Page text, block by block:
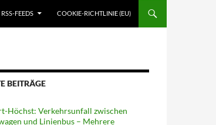
RSS-FEEDS COOKIE-RICHTLINIE (EU)
BEITRÄGE
Höchst: Verkehrsunfall zwischen
und Linienbus – Mehrere